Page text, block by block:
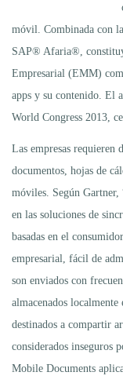
móvil. Combinada con
SAP® Afaria®,
Empresarial (EMM)
apps y su contenido. El
World Congress 2013,
Las empresas requieren
documentos, hojas de
móviles. Según Gartner,
en las soluciones de
basadas en el
empresarial, fácil de
son enviados con
almacenados
destinados a compartir
considerados inseguros
Mobile Documents